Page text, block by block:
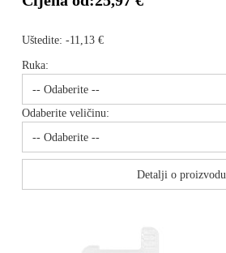
Uštedite: -11,13 €
Ruka:
Odaberite veličinu:
Detalji o proizvodu